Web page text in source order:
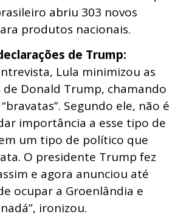
abriu 303 novos
produtos nacionais.
de Trump:
Lula minimizou as
de Donald Trump, chamando
Segundo ele, não é
importância a esse tipo de
um tipo de político que
O presidente Trump fez
e agora anunciou até
ocupar a Groenlândia e
ironizou.